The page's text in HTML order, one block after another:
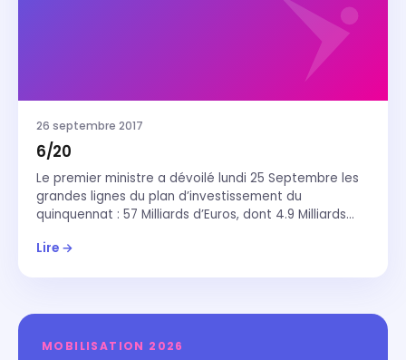
26 septembre 2017
6/20
Le premier ministre a dévoilé lundi 25 Septembre les
grandes lignes du plan d’investissement du
quinquennat : 57 Milliards d’Euros, dont 4.9 Milliards…
Lire →
MOBILISATION 2026